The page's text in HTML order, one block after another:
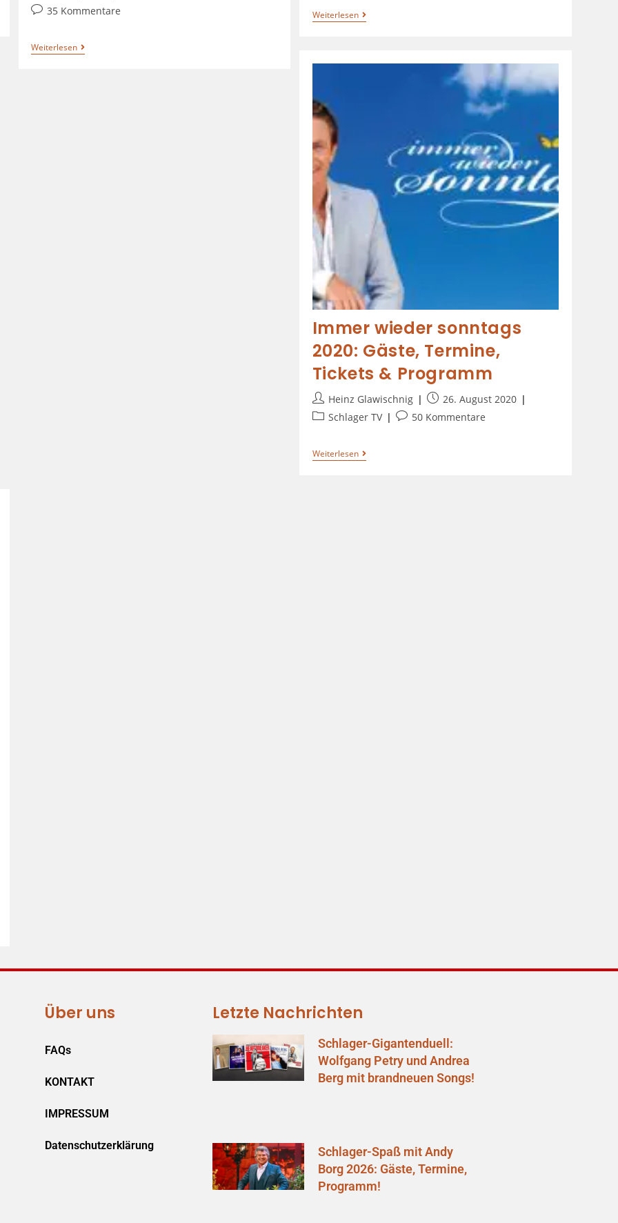
35 Kommentare
Weiterlesen
Weiterlesen
Immer wieder sonntags
2020: Gäste, Termine,
Tickets & Programm
Heinz Glawischnig
26. August 2020
Schlager TV
50 Kommentare
Weiterlesen
Über uns
FAQs
KONTAKT
IMPRESSUM
Datenschutzerklärung
Letzte Nachrichten
Schlager-Gigantenduell:
Wolfgang Petry und Andrea
Berg mit brandneuen Songs!
Schlager-Spaß mit Andy
Borg 2026: Gäste, Termine,
Programm!